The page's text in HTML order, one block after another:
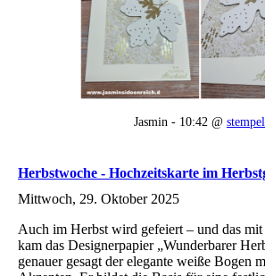
Jasmin - 10:42 @
Herbstwoche - Hochzeitskarte im
Mittwoch, 29. Oktober 2025
Auch im Herbst wird gefeiert – und das
kam das Designerpapier „Wunderbarer
genauer gesagt der elegante weiße Bogen